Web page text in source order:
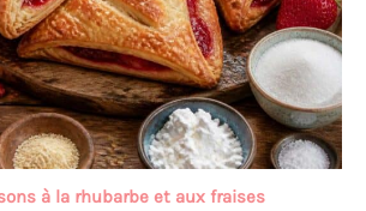
à la rhubarbe et aux fraises